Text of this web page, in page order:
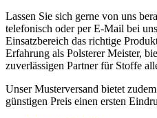
Lassen Sie sich gerne von uns
telefonisch oder per E-Mail bei
Einsatzbereich das richtige
Erfahrung als Polsterer Meister,
zuverlässigen Partner für Stoffe
Unser Musterversand bietet
günstigen Preis einen ersten